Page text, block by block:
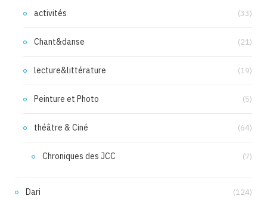
activités (33)
Chant&danse (21)
lecture&littérature (19)
Peinture et Photo (5)
théâtre & Ciné (64)
Chroniques des JCC (7)
Dari (124)